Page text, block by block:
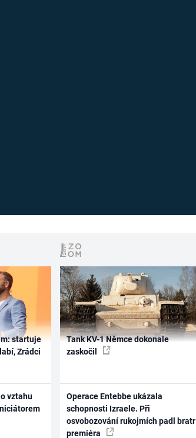
startuje
Zrádci
vztahu
Tank KV-1 Němce dokonale
zaskočil
Operace Entebbe ukázala
schopnosti Izraele. Při
osvobozování rukojmích padl bratr
premiéra